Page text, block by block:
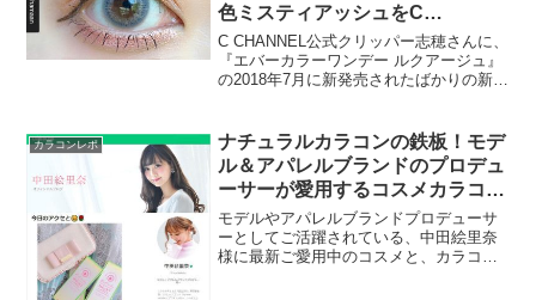
色ミスティアッシュをC
CHANNEL公式クリッパーがカラ
コン着画レポ！
C CHANNEL公式クリッパー志穂さんに、
『エバーカラーワンデー ルクアージュ』
の2018年7月に新発売されたばかりの新色
映えますね💓シンプルなコーディネート
に、エバ...
カラコンレポ
ナチュラルカラコンの鉄板！モデ
ル＆アパレルブランドのプロデュ
ーサーが愛用するコスメカラコ
ン！
モデルやアパレルブランドプロデューサ
ーとしてご活躍されている、中田絵里奈
様に最新ご愛用中のコスメと、カラコン